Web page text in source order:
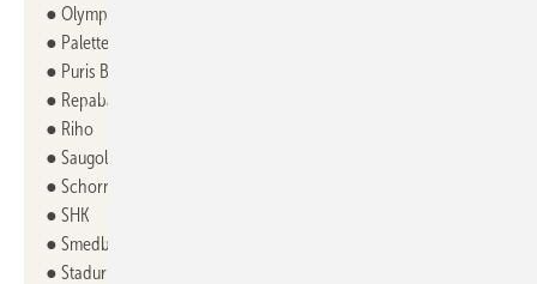
● Olympia Ceramica
● Palette CAD AG
● Puris Bad GmbH & Co. KG
● Repabad GmbH
● Riho
● Saugolator
● Schornsteintechnik Neumarkt GmbH
● SHK
● Smedbo
● Stadur Produktions GmbH & Co. KG